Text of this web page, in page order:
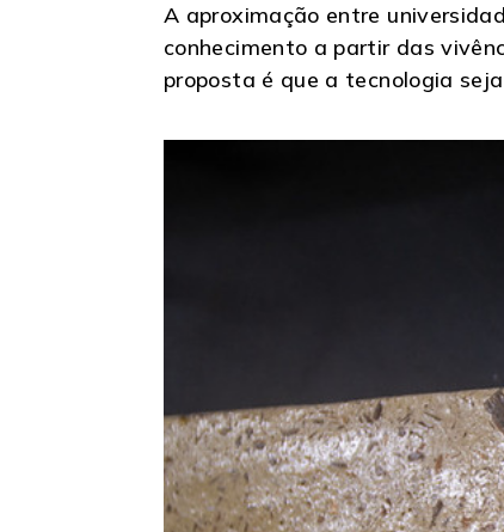
A aproximação entre
conhecimento a partir das
proposta é que a tecnologia